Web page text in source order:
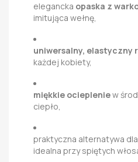
elegancka opaska z
imitująca wełnę,
uniwersalny, elastyczny
każdej kobiety,
miękkie ociepleniew
ciepło,
praktyczna alternatywa
idealna przy spiętych